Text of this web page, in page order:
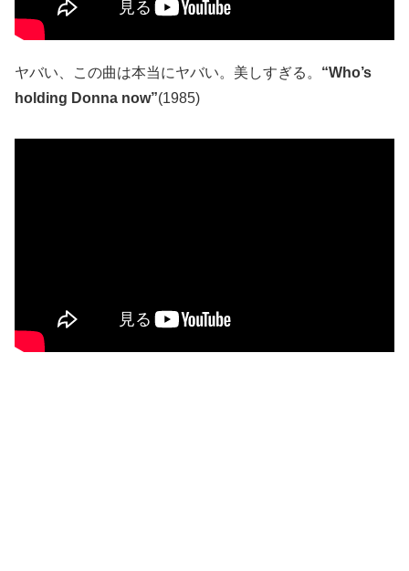
ヤバい、この曲は本当にヤバい。美しすぎる。 “Who’s
holding Donna now”(1985)